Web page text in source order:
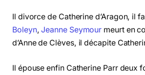
Il divorce de Catherine d’Aragon, il
Boleyn,Jeanne Seymour meurt en
d’Anne de Clèves, il décapite
Il épouse enfin Catherine Parr deux